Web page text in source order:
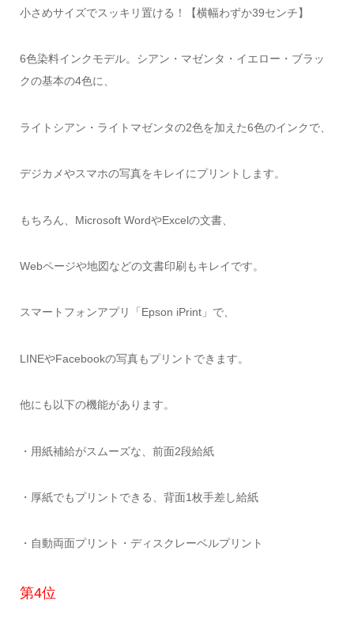
小さめサイズでスッキリ置ける！【横幅わずか39センチ】
6色染料インクモデル。シアン・マゼンタ・イエロー・ブラッ
クの基本の4色に、
ライトシアン・ライトマゼンタの2色を加えた6色のインクで、
デジカメやスマホの写真をキレイにプリントします。
もちろん、Microsoft WordやExcelの文書、
Webページや地図などの文書印刷もキレイです。
スマートフォンアプリ「Epson iPrint」で、
LINEやFacebookの写真もプリントできます。
他にも以下の機能があります。
・用紙補給がスムーズな、前面2段給紙
・厚紙でもプリントできる、背面1枚手差し給紙
・自動両面プリント・ディスクレーベルプリント
第4位